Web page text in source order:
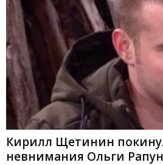
Кирилл Щетинин
невнимания Ольги